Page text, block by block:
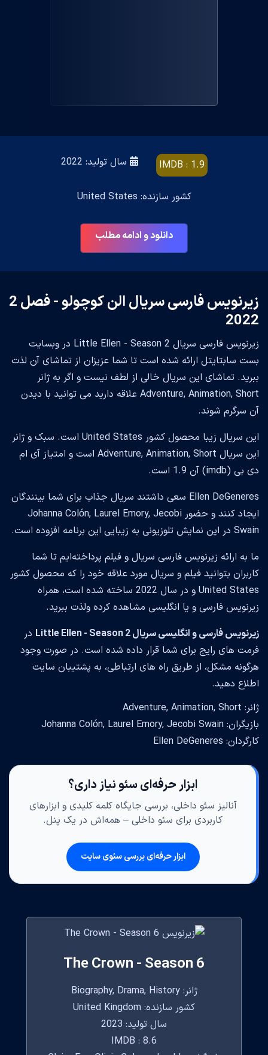
IMDB : 1.9 سال تولید: 2022
کشور سازنده: United States
دانلود و ادامه مطلب
زیرنویس فارسی سریال الن کوچولو - فصل 2
2022
زیرنویس فارسی سریال Little Ellen - Season 2 در وبسایت
بست سابتایتل ارائه شده است تا شما عزیزان از تماشای آن لذت
ببرید. تماشای این سریال خالی از لطف نیست و اگر به ژانر
Adventure, Animation, Short علاقه دارید می توانید با دیدن
آن سرگرم شوند.
این سریال زیبا محصول کشور United States است. سبک و ژانر
این سریال Adventure, Animation, Short است و امتیاز آی ام
دی بی (imdb) آن 1.9 است.
Ellen DeGeneres سعی داشتند سریال جذاب برای شما بینندگان
ایجاد کنند و حضور Johanna Colón, Laurel Emory, Jecobi
Swain در این نمایش تلوزیونی به زیبایی این برنامه افزوده است.
ما به ارائه زیرنویس فارسی سریال و فیلم پرداخته‌ایم تا شما
کاربران بتوانید فیلم و سریال مورد علاقه خود را که محصول کشور
United States و در سال 2022 ساخته شده است، همراه
زیرنویس فارسی و یا انگلیسی مشاهده کرده ولذت ببرید.
زیرنویس فارسی و انگلیسی سریال Little Ellen - Season 2
در
فرمت های رایج برای شما قرار داده شده است. در صورت وجود
هرگونه مشکل، از طریق راه های ارتباطی، به پشتیبان سایت
اطلاع دهید.
ژانر: Adventure, Animation, Short
بازیگران: Johanna Colón, Laurel Emory, Jecobi Swain
کارگردان: Ellen DeGeneres
ابزار حرفه‌ای سئو نیاز داری؟
آنالیز سئو داخلی، بررسی جایگاه کلمه کلیدی و ابزارهای
کاربردی برای سئو داخلی – همه‌اش در یک پنل.
ابزار حرفه‌ای بررسی سئوی سایت
The Crown - Season 6
ژانر: Biography, Drama, History
کشور سازنده: United Kingdom
سال تولید: 2023
IMDB : 8.6